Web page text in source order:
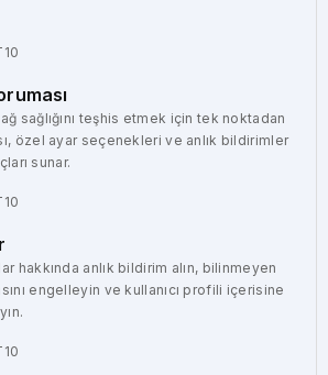
sağlığını teşhis etmek için tek noktadan
özel ayar seçenekleri ve anlık bildirimler
sunar.
hakkında anlık bildirim alın, bilinmeyen
engelleyin ve kullanıcı profili içerisine